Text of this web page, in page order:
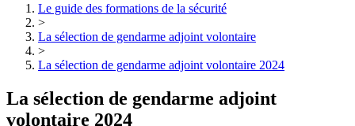
Le guide des formations de la sécurité
>
La sélection de gendarme adjoint volontaire
>
La sélection de gendarme adjoint volontaire 2024
La sélection de gendarme adjoint
volontaire 2024